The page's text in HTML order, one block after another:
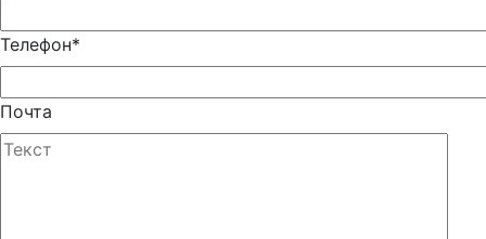
Телефон*
Почта